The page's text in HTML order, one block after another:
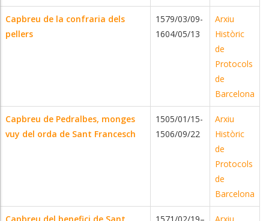
Capbreu de la confraria dels
pellers
1579/03/09-
1604/05/13
Arxiu
Històric
de
Protocols
de
Barcelona
Capbreu de Pedralbes, monges
vuy del orda de Sant Francesch
1505/01/15-
1506/09/22
Arxiu
Històric
de
Protocols
de
Barcelona